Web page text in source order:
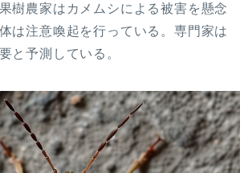
樹農家はカメムシによる被害を懸念
は注意喚起を行っている。専門家は
と予測している。